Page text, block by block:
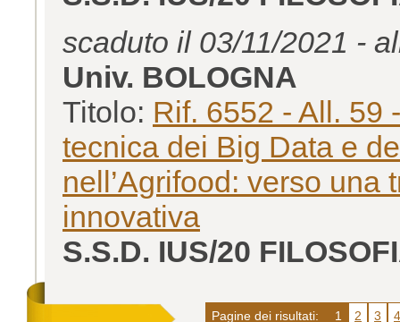
scaduto il 03/11/2021 -
Univ. BOLOGNA
Titolo: Rif. 6552 - All. 59
tecnica dei Big Data e
nell’Agrifood: verso
innovativa
S.S.D. IUS/20
Pagine dei risultati: 1 2 3 4